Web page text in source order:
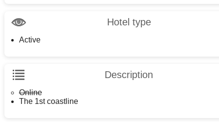
Hotel type
Active
Description
Online
The 1st coastline